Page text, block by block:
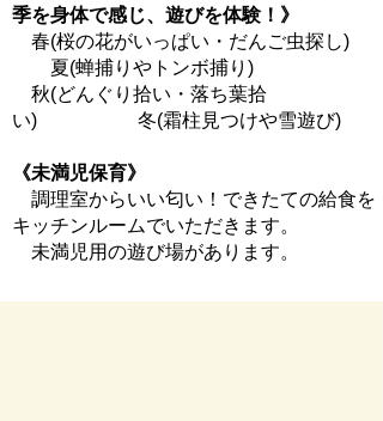
季を身体で感じ、遊びを体験！》
春(桜の花がいっぱい・だんご虫探し)
夏(蝉捕りやトンボ捕り)
秋(どんぐり拾い・落ち葉拾
い) 冬(霜柱見つけや雪遊び)
《未満児保育》
調理室からいい匂い！できたての給食を
キッチンルームでいただきます。
未満児用の遊び場があります。